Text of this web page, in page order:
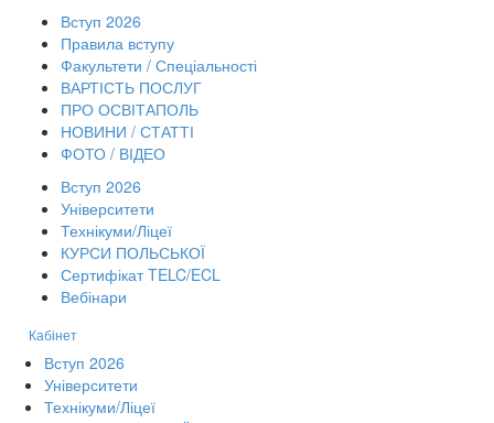
Вступ 2026
Правила вступу
Факультети / Спеціальності
ВАРТІСТЬ ПОСЛУГ
ПРО ОСВІТАПОЛЬ
НОВИНИ / СТАТТІ
ФОТО / ВІДЕО
Вступ 2026
Університети
Технікуми/Ліцеї
КУРСИ ПОЛЬСЬКОЇ
Сертифікат TELC/ECL
Вебінари
Кабінет
Вступ 2026
Університети
Технікуми/Ліцеї